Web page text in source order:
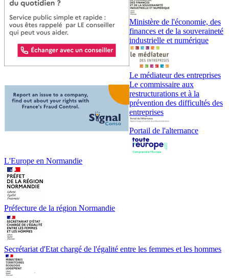
Ministère de l'économie, des
finances et de la souveraineté
industrielle et numérique
Le médiateur des entreprises
Le commissaire aux
restructurations et à la
prévention des difficultés des
entreprises
Portail de l'alternance
L'Europe en Normandie
Préfecture de la région Normandie
Secrétariat d'Etat chargé de l'égalité entre les femmes et les hommes